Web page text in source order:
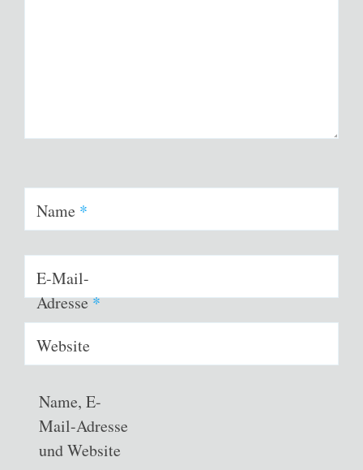
Name *
E-Mail-
Adresse*
Website
Name, E-
Mail-Adresse
und Website